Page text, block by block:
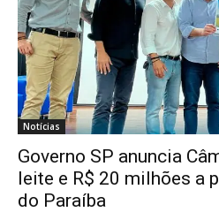
Notícias
Governo SP anuncia
leite e R$ 20 milhões a
do Paraíba